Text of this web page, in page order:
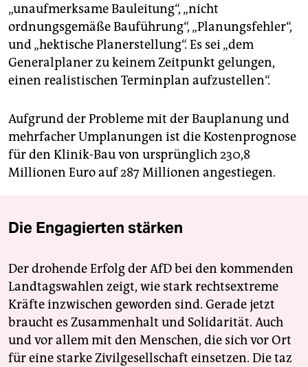
„unaufmerksame Bauleitung“, „nicht
ordnungsgemäße Bauführung“, „Planungsfehler“,
und „hektische Planerstellung“. Es sei „dem
Generalplaner zu keinem Zeitpunkt gelungen,
einen realistischen Terminplan aufzustellen“.
Aufgrund der Probleme mit der Bauplanung und
mehrfacher Umplanungen ist die Kostenprognose
für den Klinik-Bau von ursprünglich 230,8
Millionen Euro auf 287 Millionen angestiegen.
Die Engagierten stärken
Der drohende Erfolg der AfD bei den kommenden
Landtagswahlen zeigt, wie stark rechtsextreme
Kräfte inzwischen geworden sind. Gerade jetzt
braucht es Zusammenhalt und Solidarität. Auch
und vor allem mit den Menschen, die sich vor Ort
für eine starke Zivilgesellschaft einsetzen. Die taz